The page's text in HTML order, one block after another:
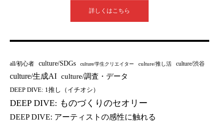
詳しくはこちら
all/初心者 culture/SDGs culture/学生クリエイター culture/推し活 culture/渋谷
culture/生成AI culture/調査・データ
DEEP DIVE: 1推し（イチオシ）
DEEP DIVE: ものづくりのセオリー
DEEP DIVE: アーティストの感性に触れる